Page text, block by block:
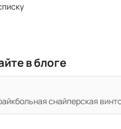
в блоге
снайперская